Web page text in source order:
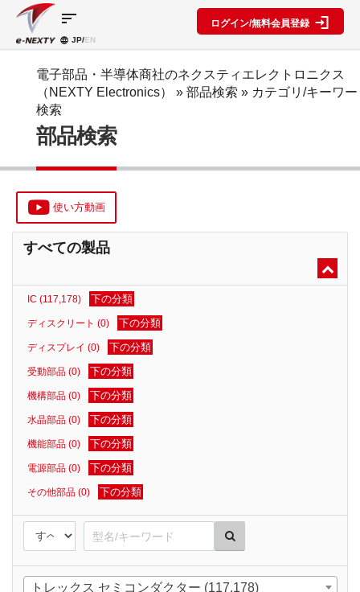
テゴリ
IC
ディスク
リート
受動部品
機構部品
水晶部品
機能部品
品
能
レベルダ
ム作成
複数型名
をまとめ
て探す
類似品検
索
カー一覧
ク図
ック図
SPECIAL
CONTENT
セミナ
information
e-
e-
sort
JP/EN
ログイン/無料会員登録
電子部品・半導体商社のネクスティエレクトロニクス
（NEXTY Electronics）
» 部品検索 » カテゴリ/キーワ
検索
部品検索
使い方動画
すべての製品
IC (117,178) 下の分類
ディスクリート (0) 下の分類
ディスプレイ (0) 下の分類
受動部品 (0) 下の分類
機構部品 (0) 下の分類
水晶部品 (0) 下の分類
機能部品 (0) 下の分類
電源部品 (0) 下の分類
その他部品 (0) 下の分類
トレックス セミコンダクター (117,178)